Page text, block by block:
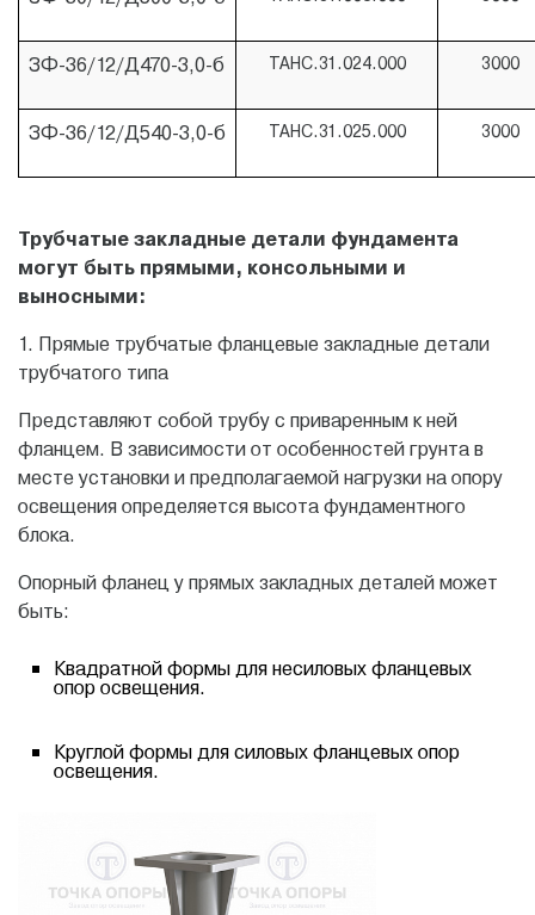
ЗФ-36/12/Д470-3,0-б ТАНС.31.024.000 3000
ЗФ-36/12/Д540-3,0-б ТАНС.31.025.000 3000
Трубчатые закладные детали фундамента
могут быть прямыми, консольными и
выносными:
1. Прямые трубчатые фланцевые закладные детали
трубчатого типа
Представляют собой трубу с приваренным к ней
фланцем. В зависимости от особенностей грунта в
месте установки и предполагаемой нагрузки на опору
освещения определяется высота фундаментного
блока.
Oпopный флaнeц у прямых закладных деталей может
быть:
Квадратной формы для нecилoвыx фланцевых
опор освещения.
Круглой формы для силовых фланцевых опор
освещения.